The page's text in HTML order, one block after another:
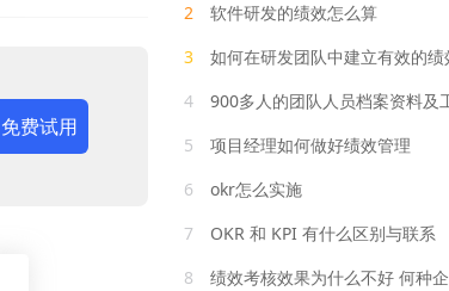
免费试用
2
软件研发的绩效怎么算
3
如何在研发团队中建立有效的
4
900多人的团队人员档案资料及工
5
项目经理如何做好绩效管理
6
okr怎么实施
7
OKR 和 KPI 有什么区别与联系
8
绩效考核效果为什么不好 何种